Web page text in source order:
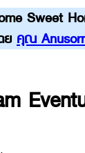
Sweet
ย คุณ